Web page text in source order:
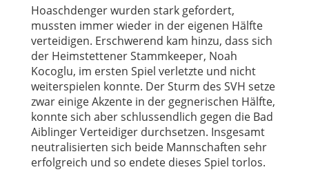
Hoaschdenger wurden stark gefordert,
mussten immer wieder in der eigenen Hälfte
verteidigen. Erschwerend kam hinzu, dass sich
der Heimstettener Stammkeeper, Noah
Kocoglu, im ersten Spiel verletzte und nicht
weiterspielen konnte. Der Sturm des SVH setze
zwar einige Akzente in der gegnerischen Hälfte,
konnte sich aber schlussendlich gegen die Bad
Aiblinger Verteidiger durchsetzen. Insgesamt
neutralisierten sich beide Mannschaften sehr
erfolgreich und so endete dieses Spiel torlos.